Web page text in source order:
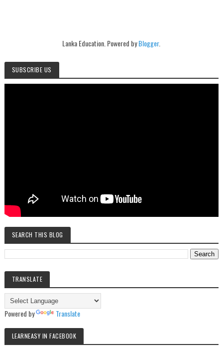
Lanka Education. Powered byBlogger.
SUBSCRIBE US
SEARCH THIS BLOG
TRANSLATE
Powered by Translate
LEARNEASY IN FACEBOOK